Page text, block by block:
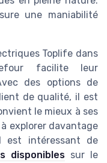
une maniabilité
Toplife dans
facilite leur
des options de
de qualité, il est
le mieux à ses
explorer davantage
est intéressant de
disponibles sur le